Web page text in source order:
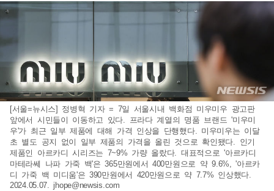
[서울=뉴시스] 정병혁 기자 = 7일 서울시내 백화점 미우미우 광고판
앞에서 시민들이 이동하고 있다. 프라다 계열의 명품 브랜드 '미우미
우'가 최근 일부 제품에 대해 가격 인상을 단행했다. 미우미우는 이달
초 별도 공지 없이 일부 제품의 가격을 올린 것으로 확인됐다. 인기
제품인 아르카디 시리즈는 7~9% 가량 올랐다. 대표적으로 '아르카디
마테라쎄 나파 가죽 백'은 365만원에서 400만원으로 약 9.6%, '아르카
디 가죽 백 미디움'은 390만원에서 420만원으로 약 7.7% 인상했다.
2024.05.07. jhope@newsis.com